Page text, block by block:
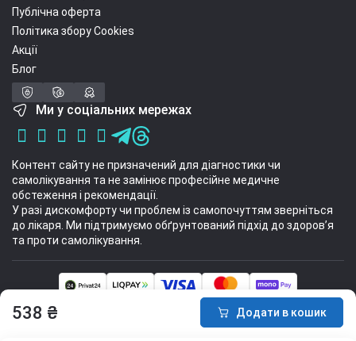
538 ₴ Додати в кошик
Публічна оферта
Політика збору Cookies
Акції
Блог
Ми у соціальних мережах
Контент сайту не призначений для діагностики чи
самолікування та не замінює професійне медичне
обстеження і рекомендації.
У разі дискомфорту чи проблем із самопочуттям зверніться
до лікаря. Ми підтримуємо обґрунтований підхід до здоров’я
та проти самолікування.
Інтернет-магазин спортивних товарів Sport Stuff 2014 - 2026 © Всі права